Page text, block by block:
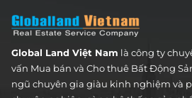
Global Land Việt Nam là công ty
vấn Mua bán và Cho thuê Bất Động
ngũ chuyên gia giàu kinh nghiệm và